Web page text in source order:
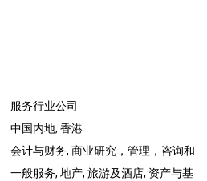
服务行业公司
中国内地, 香港
会计与财务, 商业研究，管理，咨询和
一般服务, 地产, 旅游及酒店, 资产与基